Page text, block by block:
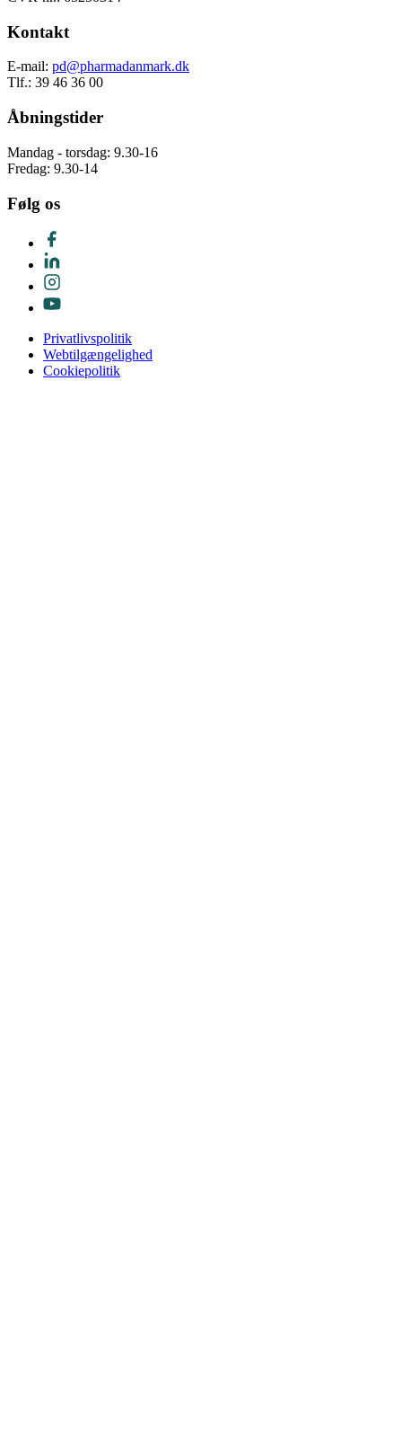
Kontakt
E-mail: pd@pharmadanmark.dk
Tlf.: 39 46 36 00
Åbningstider
Mandag - torsdag: 9.30-16
Fredag: 9.30-14
Følg os
Privatlivspolitik
Webtilgængelighed
Cookiepolitik